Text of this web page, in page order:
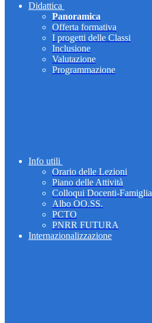
Didattica
Panoramica
Offerta formativa
I progetti delle Classi
Inclusione
Valutazione
Programmazione
Info utili
Orario delle Lezioni
Piano delle Attività
Colloqui Docenti-Famiglia
Albo OO.SS.
PCTO
PNRR FUTURA
Internazionalizzazione